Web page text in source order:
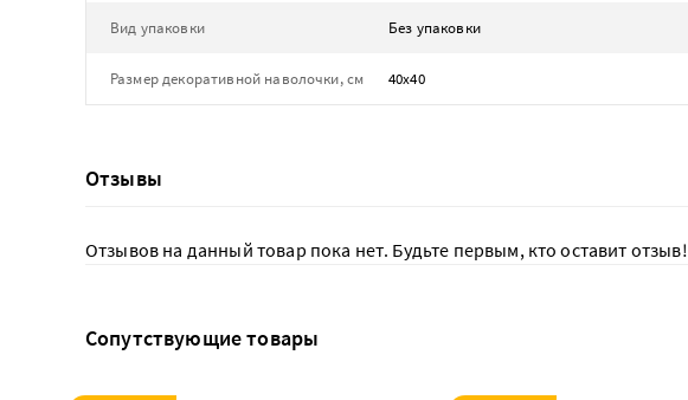
Вид упаковки Без упаковки
Размер декоративной наволочки, см 40х40
Отзывы
Отзывов на данный товар пока нет. Будьте первым, кто оставит отзыв!
Сопутствующие товары